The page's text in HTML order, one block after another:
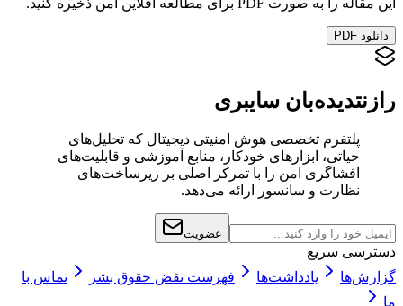
دانلود PDF
رازنتدیده‌بان سایبری
پلتفرم تخصصی هوش امنیتی دیجیتال که تحلیل‌های
حیاتی، ابزارهای خودکار، منابع آموزشی و قابلیت‌های
افشاگری امن را با تمرکز اصلی بر زیرساخت‌های
نظارت و سانسور ارائه می‌دهد.
عضویت
دسترسی سریع
گزارش‌ها
یادداشت‌ها فهرست نقض حقوق بشر
تماس با
ما